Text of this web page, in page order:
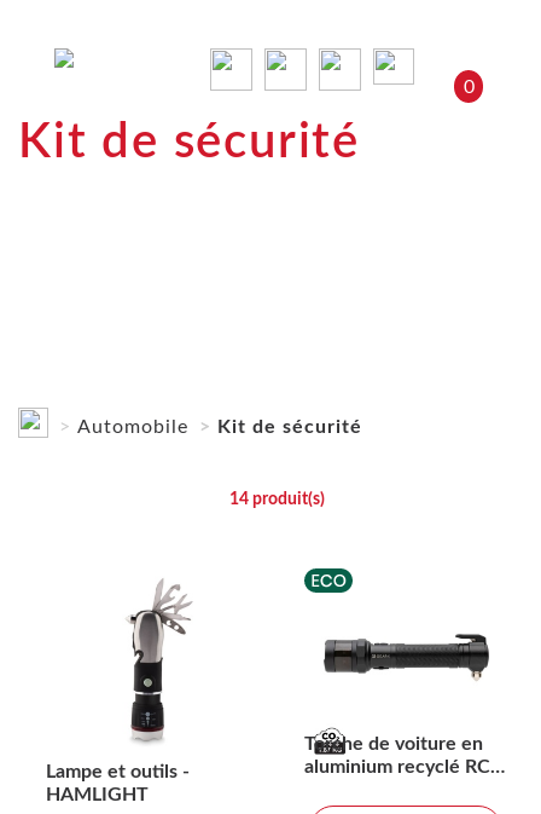
0
Kit de sécurité
Automobile Kit de sécurité
14produit(s)
Lampe et outils -
HAMLIGHT
Torche de voiture en
aluminium recyclé RCS